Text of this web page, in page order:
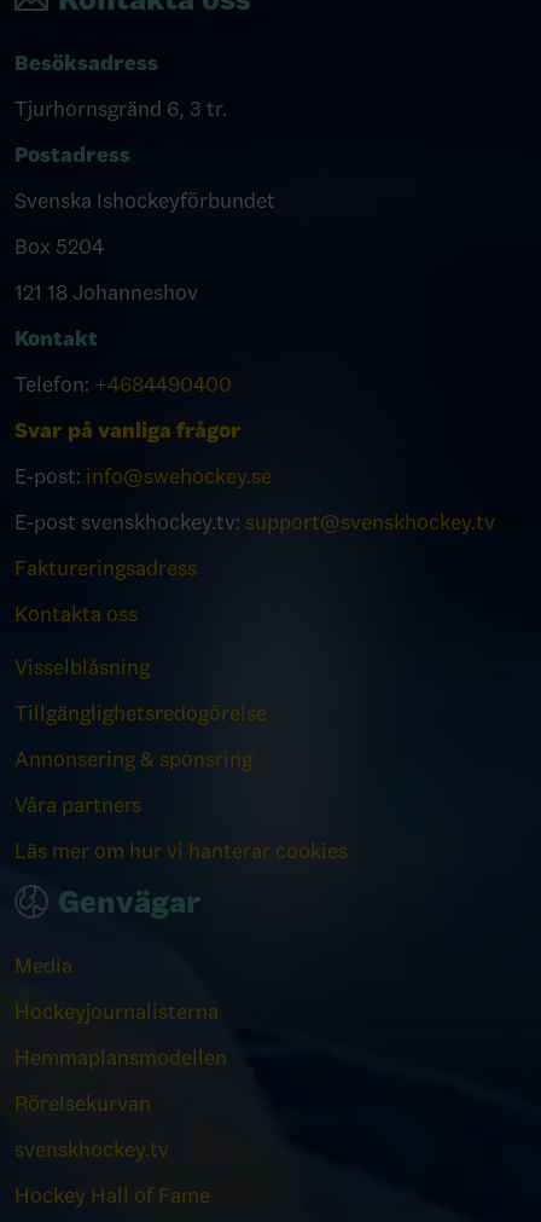
Besöksadress
Tjurhornsgränd 6, 3 tr.
Postadress
Svenska Ishockeyförbundet
Box 5204
121 18 Johanneshov
Kontakt
Telefon: +4684490400
Svar på vanliga frågor
E-post: info@swehockey.se
E-post svenskhockey.tv: support@svenskhockey.tv
Faktureringsadress
Kontakta oss
Visselblåsning
Tillgänglighetsredogörelse
Annonsering & sponsring
Våra partners
Läs mer om hur vi hanterar cookies
Genvägar
Media
Hockeyjournalisterna
Hemmaplansmodellen
Rörelsekurvan
svenskhockey.tv
Hockey Hall of Fame